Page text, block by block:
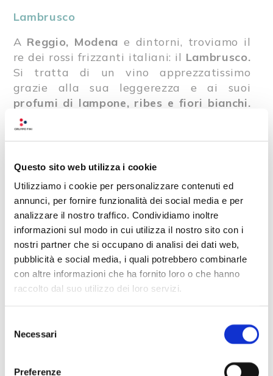
Questo sito web utilizza i cookie
Utilizziamo i cookie per personalizzare contenuti ed
annunci, per fornire funzionalità dei social media e per
analizzare il nostro traffico. Condividiamo inoltre
informazioni sul modo in cui utilizza il nostro sito con i
nostri partner che si occupano di analisi dei dati web,
pubblicità e social media, i quali potrebbero combinarle
con altre informazioni che ha fornito loro o che hanno
raccolto dal suo utilizzo dei loro servizi.
delNecessari
Preferenze
Lambrusco
A Reggio, Modena e dintorni, troviamo il
re dei rossi frizzanti italiani: il Lambrusco.
Si tratta di un vino apprezzatissimo
grazie alla sua leggerezza e ai suoi
profumi di lampone, ribes e fiori bianchi.
Da provare sono il
Lambrusco di Grasparossa
nobile grazie a una seconda
fermentazione in bottiglia. Il Lambrusco
ha una
buona acidità e una leggera
effervescenza
che pulisce il palato,
rendendolo perfetto per contrastare la
ricchezza della Trippa alla parmigiana.
Barbera e Cabernet Sauvignon
Tra iColli Bolognesi, spiccano:
naturale, che lo rende perfetto per
accompagnare piatti ricchi come la Trippa
sono